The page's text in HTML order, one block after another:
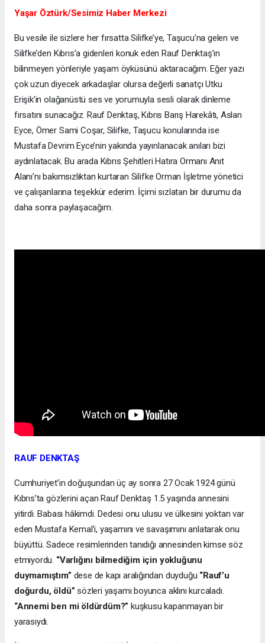
Yaşar Öztürk/Sesimiz Haber Merkezi
Bu vesile ile sizlere her fırsatta Silifke’ye, Taşucu’na gelen ve
Silifke’den Kıbrıs’a gidenleri konuk eden Rauf Denktaş’ın
bilinmeyen yönleriyle yaşam öyküsünü aktaracağım. Eğer yazı
çok uzun diyecek arkadaşlar olursa değerli sanatçı Utku
Erişik’in olağanüstü ses ve yorumuyla sesli olarak dinleme
fırsatını sunacağız. Rauf Denktaş, Kıbrıs Barış Harekâtı, Aslan
Eyce, Ömer Sami Coşar, Silifke, Taşucu konularında ise
Mustafa Devrim Eyce’nin yakında yayınlanacak anıları bizi
aydınlatacak. Bu arada Kıbrıs Şehitleri Hatıra Ormanı Anıt
Alanı’nı bakımsızlıktan kurtaran Silifke Orman İşletme yönetici
ve çalışanlarına teşekkür ederim. İçimi sızlatan bir durumu da
daha sonra paylaşacağım.
RAUF DENKTAŞ
Cumhuriyet’in doğuşundan üç ay sonra 27 Ocak 1924 günü
Kıbrıs’ta gözlerini açan Rauf Denktaş 1.5 yaşında annesini
yitirdi. Babası hâkimdi. Dedesi onu ulusu ve ülkesini yoktan var
eden Mustafa Kemal’i, yaşamını ve savaşımını anlatarak onu
büyüttü. Sadece resimlerinden tanıdığı annesinden kimse söz
etmiyordu. “Varlığını bilmediğim için yokluğunu
duymamıştım” dese de kapı aralığından duyduğu “Rauf’u
doğurdu, öldü” sözleri yaşamı boyunca aklını kurcaladı.
“Annemi ben mi öldürdüm?”kuşkusu kapanmayan bir
yarasıydı.